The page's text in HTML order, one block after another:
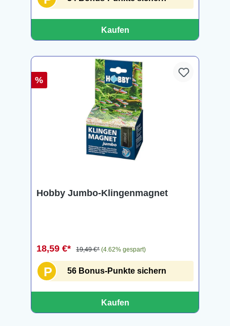
Kaufen
%
Hobby Jumbo-Klingenmagnet
18,59 €* 19,49 €* (4.62% gespart)
P 56 Bonus-Punkte sichern
Kaufen